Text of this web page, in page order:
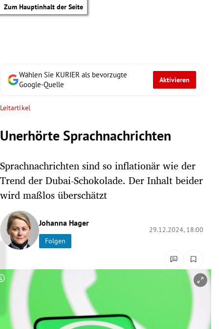
Zum Hauptinhalt der Seite
Untermenü
Untermenü
Untermenü
Untermenü
Wählen Sie KURIER als bevorzugte
Google-Quelle
Aktivieren
Leitartikel
Unerhörte Sprachnachrichten
Sprachnachrichten sind so inflationär wie der
Trend der Dubai-Schokolade. Der Inhalt beider
wird maßlos überschätzt
Johanna Hager
Folgen
29.12.2024, 18:00
Copyright-Hinweis öffnen/schließen